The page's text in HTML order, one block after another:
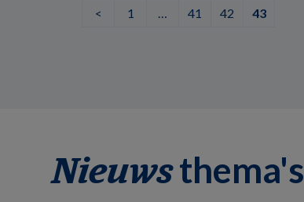
< 1 41 42 43
Nieuwsthema's